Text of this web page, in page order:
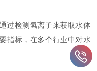
检测氢离子来获取水体
指标，在多个行业中对水